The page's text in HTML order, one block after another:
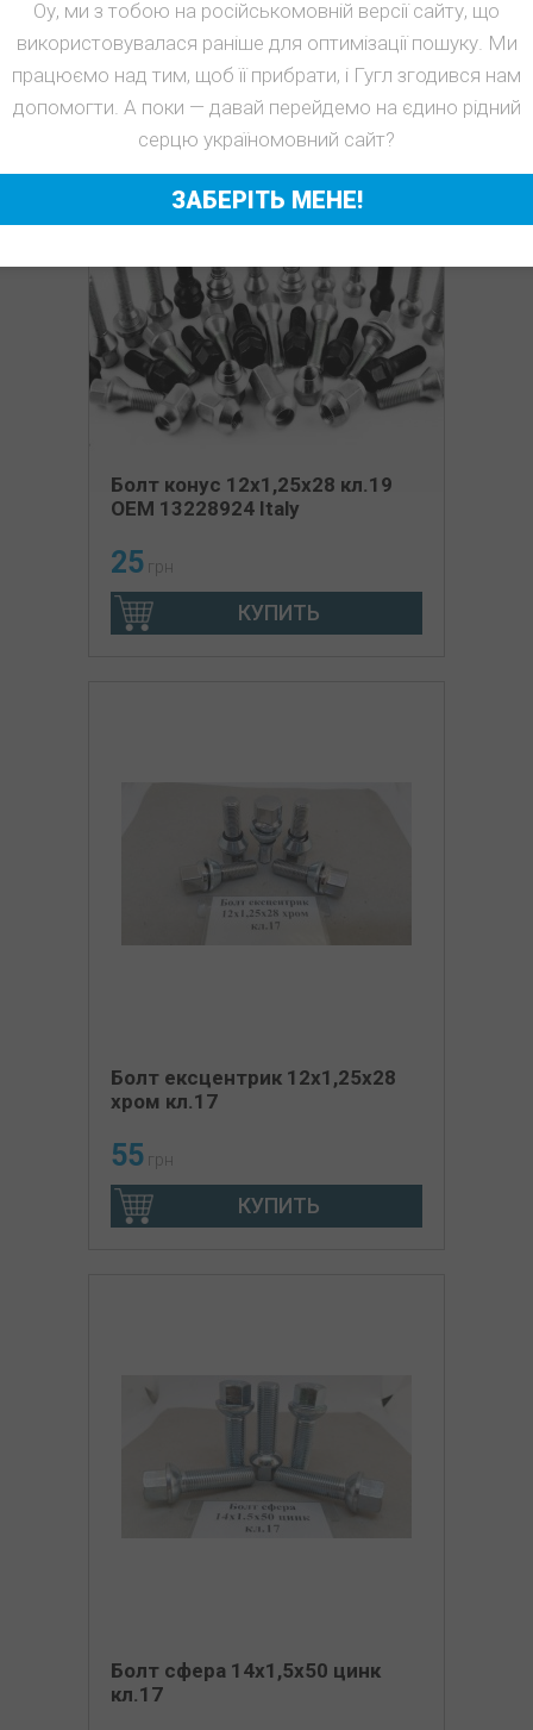
КУПИТЬ
Болт конус 12х1,25х28 кл.19
OEM 13228924 Italy
25 грн
КУПИТЬ
Болт ексцентрик 12х1,25х28
хром кл.17
55 грн
КУПИТЬ
Болт сфера 14х1,5х50 цинк
кл.17
Оу, ми з тобою на російськомовній версії сайту, що
використовувалася раніше для оптимізації пошуку. Ми
працюємо над тим, щоб її прибрати, і Гугл згодився нам
допомогти. А поки — давай перейдемо на єдино рідний
серцю україномовний сайт?
ЗАБЕРІТЬ МЕНЕ!